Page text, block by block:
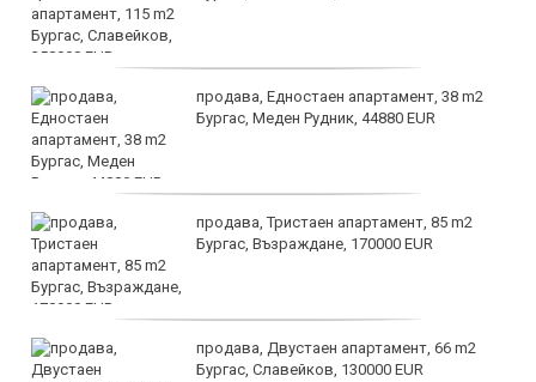
продава, Едностаен апартамент, 38 m2
Бургас, Меден Рудник, 44880 EUR
продава, Тристаен апартамент, 85 m2
Бургас, Възраждане, 170000 EUR
продава, Двустаен апартамент, 66 m2
Бургас, Славейков, 130000 EUR